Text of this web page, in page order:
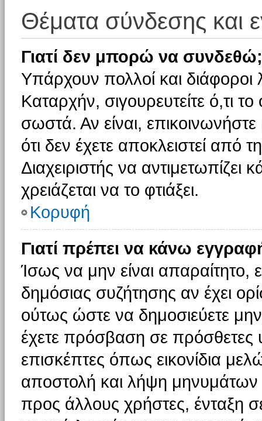
Θέματα σύνδεσης και
Γιατί δεν μπορώ να συνδεθώ;
Υπάρχουν πολλοί και
Καταρχήν, σιγουρευτείτε ό,τι
σωστά. Αν είναι, επικοινωνήστε
ότι δεν έχετε αποκλειστεί από
Διαχειριστής να αντιμετωπίζει
χρειάζεται να το φτιάξει.
Κορυφή
Γιατί πρέπει να κάνω
Ίσως να μην είναι απαραίτητο,
δημόσιας συζήτησης αν έχει
ούτως ώστε να δημοσιεύετε
έχετε πρόσβαση σε πρόσθετες
επισκέπτες όπως εικονίδια
αποστολή και λήψη μηνυμάτων
προς άλλους χρήστες, ένταξη